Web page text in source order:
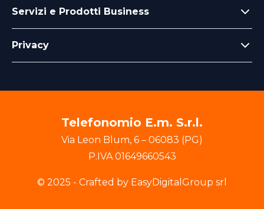
Servizi e Prodotti Business
Privacy
Telefonomio E.m. S.r.l.
Via Leon Blum, 6 – 06083 (PG)
P.IVA 01649660543
© 2025 - Crafted by EasyDigitalGroup srl